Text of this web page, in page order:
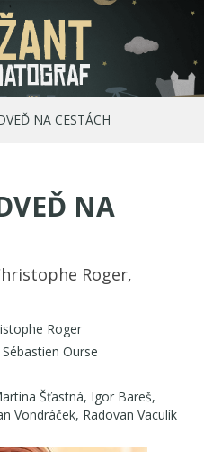
NA CESTÁCH
NA
Roger,
Roger
Ourse
Šťastná, Igor Bareš,
Vondráček, Radovan Vaculík